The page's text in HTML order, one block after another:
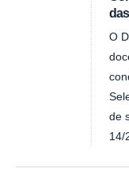
O
de
14/